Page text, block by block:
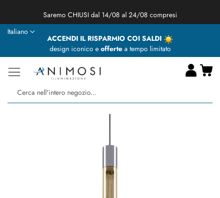
★ Animosi Illuminazione vi augura delle BUONE VACANZE ★
ACCENDI IL RISPARMIO COI SALDI
design iconico e offertea tempo limitato
Lingua
Italiano